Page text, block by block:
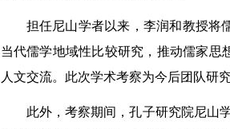
担任尼山学者以来，李润和教授将
当代儒学地域性比较研究，推动儒家
人文交流。此次学术考察为今后团队研
此外，考察期间，孔子研究院尼山